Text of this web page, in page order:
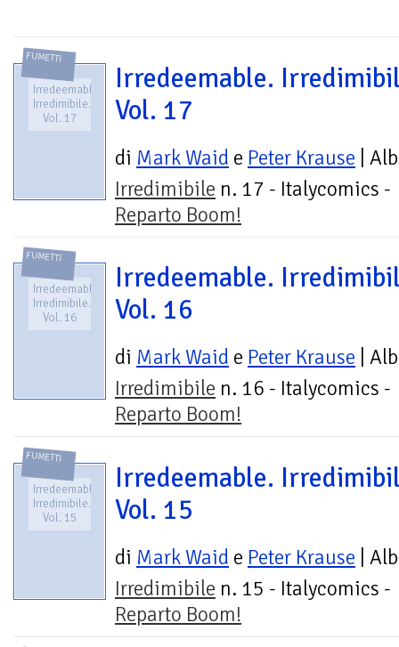
FUMETTI
Irredeemable.
Irredimibile.
Vol. 17
Irredeemable.
Vol. 17
di Mark Waid e Peter Krause |
Irredimibile n. 17 - Italycomics -
Reparto Boom!
FUMETTI
Irredeemable.
Irredimibile.
Vol. 16
Irredeemable.
Vol. 16
di Mark Waid e Peter Krause |
Irredimibile n. 16 - Italycomics -
Reparto Boom!
FUMETTI
Irredeemable.
Irredimibile.
Vol. 15
Irredeemable.
Vol. 15
di Mark Waid e Peter Krause |
Irredimibile n. 15 - Italycomics -
Reparto Boom!